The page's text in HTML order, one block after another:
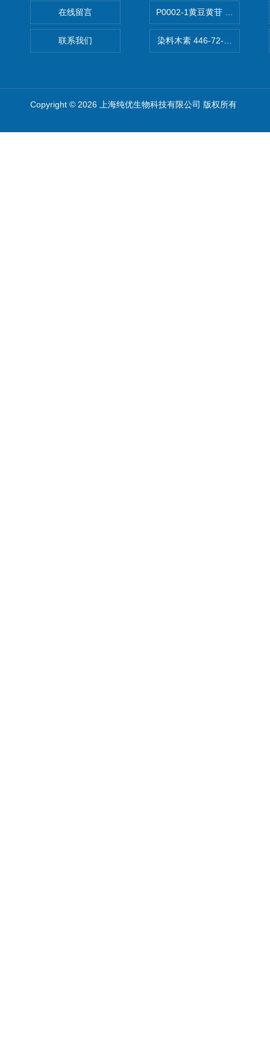
在线留言
联系我们
P0002-1黄豆黄苷 40246-10-
染料木素 446-72-0
Copyright © 2026 上海纯优生物科技有限公司 版权所有